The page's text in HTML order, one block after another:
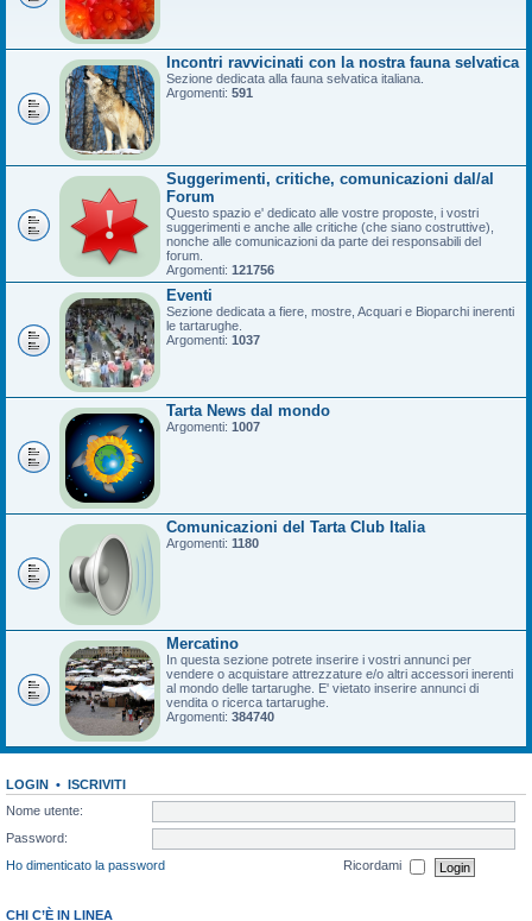
Incontri ravvicinati con la nostra fauna selvatica
Sezione dedicata alla fauna selvatica italiana.
Argomenti: 591
Suggerimenti, critiche, comunicazioni dal/al
Forum
Questo spazio e' dedicato alle vostre proposte, i vostri
suggerimenti e anche alle critiche (che siano costruttive),
nonche alle comunicazioni da parte dei responsabili del
forum.
Argomenti: 121756
Eventi
Sezione dedicata a fiere, mostre, Acquari e Bioparchi inerenti
le tartarughe.
Argomenti: 1037
Tarta News dal mondo
Argomenti: 1007
Comunicazioni del Tarta Club Italia
Argomenti: 1180
Mercatino
In questa sezione potrete inserire i vostri annunci per
vendere o acquistare attrezzature e/o altri accessori inerenti
al mondo delle tartarughe. E' vietato inserire annunci di
vendita o ricerca tartarughe.
Argomenti: 384740
LOGIN • ISCRIVITI
Nome utente:
Password:
Ho dimenticato la password
Ricordami
CHI C’È IN LINEA